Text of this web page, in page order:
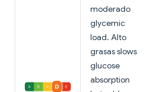
moderado
glycemic
load. Alto
grasas slows
glucose
absorption